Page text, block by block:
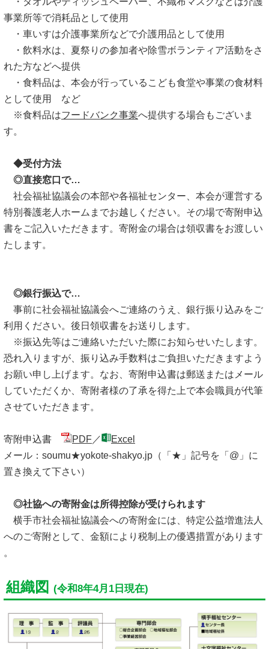
事業所等で消耗品として使用
・車いすは介護事業所などで介護用品として使用
・飲料水は、夏祭りの参加者や除雪ボランティア活動をさ
れた方などへ提供
・食料品は、本会が行っているこども食堂や事業の食材料
として使用 など
※食料品はフードバンク事業へ提供する場合もございま
す。
◆受付方法
◎直接窓口で…
社会福祉協議会の本部や各福祉センター、本会が運営する
特別養護老人ホームまでお越しください。その場で寄附申込
書をご記入いただきます。寄附金の場合は領収書をお渡しい
たします。
◎銀行振込で…
事前に社会福祉協議会へご連絡のうえ、銀行振り込みをご
利用ください。後日領収書をお送りします。
※振込先等はご連絡いただいた際にお知らせいたします。
恐れ入りますが、振り込み手数料はご負担いただきますよう
お願い申し上げます。なお、寄附申込書は郵送またはメール
していただくか、寄附者様の了承を得た上で本会職員が代筆
させていただきます。
寄附申込書 PDF ／
Excel
メール：soumu★yokote-shakyo.jp（「★」記号を「@」に
置き換えて下さい）
◎社協への寄附金は所得控除が受けられます
横手市社会福祉協議会への寄附金には、特定公益増進法人
へのご寄附として、金額により税制上の優遇措置があります
。
組織図 (令和8年4月1日現在)